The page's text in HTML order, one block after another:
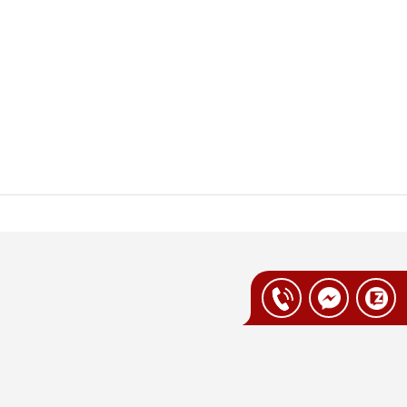
mua nhất
khúc
toàn khi sử dụng và tiết kiệm điện. Việc so
bếp từ đơn phù hợp với nhu cầu và ngân